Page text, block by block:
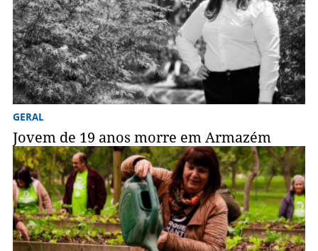
GERAL
Jovem de 19 anos morre em Armazém